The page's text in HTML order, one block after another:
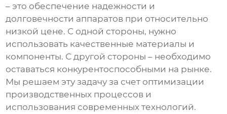
– это обеспечение надежности и
долговечности аппаратов при относительно
низкой цене. С одной стороны, нужно
использовать качественные материалы и
компоненты. С другой стороны – необходимо
оставаться конкурентоспособными на рынке.
Мы решаем эту задачу за счет оптимизации
производственных процессов и
использования современных технологий.